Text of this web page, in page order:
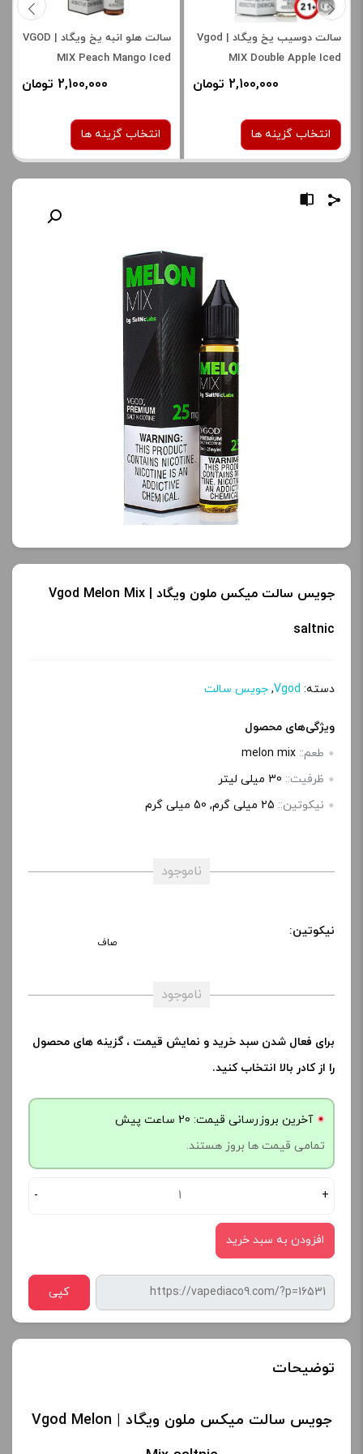
سالت دوسیب یخ ویگاد | Vgod
MIX Double Apple Iced
2,100,000 تومان
انتخاب گزینه ها
برای فعال شدن سبد خرید و
نمایش قیمت ، گزینه های
محصول را از کادر بالا انتخاب
آخرین بروزرسانی
تمامی قیمت ها بروز
افزودن به سبد خرید
ی
سالت هلو انبه یخ ویگاد | VGOD
MIX Peach Mango Iced
2,100,000 تومان
انتخاب گزینه ها
برای فعال شدن سبد خرید و
نمایش قیمت ، گزینه های
محصول را از کادر بالا انتخاب
کنید.
آخرین بروزرسانی
قیمت: 20 ساعت پیش
تمامی قیمت ها بروز
هستند.
افزودن به سبد خرید
جویس سالت میکس ملون ویگاد | Vgod Melon Mix
saltnic
دسته: Vgod
, جویس سالت
ویژگی‌های محصول
طعم:: melon mix
ظرفیت:: 30 میلی‌ لیتر
نیکوتین:: 25 میلی گرم, 50 میلی گرم
ناموجود
نیکوتین:
صاف
ناموجود
برای فعال شدن سبد خرید و نمایش قیمت ، گزینه های محصول
را از کادر بالا انتخاب کنید.
آخرین بروزرسانی قیمت: 20 ساعت پیش
تمامی قیمت ها بروز هستند.
- +
افزودن به سبد خرید
کپی
توضیحات
جویس سالت میکس ملون ویگاد | Vgod Melon